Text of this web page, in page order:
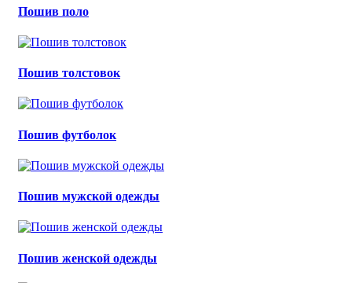
Пошив поло
Пошив толстовок
Пошив футболок
Пошив мужской одежды
Пошив женской одежды